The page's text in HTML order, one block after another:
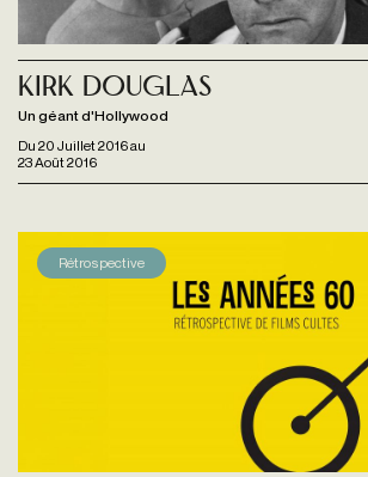
Du 20 Juillet 2016au
23 Août 2016
Kirk Douglas
Un géant d'Hollywood
Rétrospective